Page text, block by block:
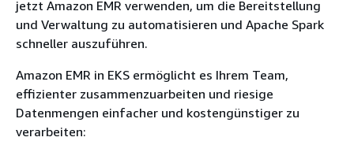
jetzt Amazon EMR verwenden, um die Bereitstellung
und Verwaltung zu automatisieren und Apache Spark
schneller auszuführen.
Amazon EMR in EKS ermöglicht es Ihrem Team,
effizienter zusammenzuarbeiten und riesige
Datenmengen einfacher und kostengünstiger zu
verarbeiten: